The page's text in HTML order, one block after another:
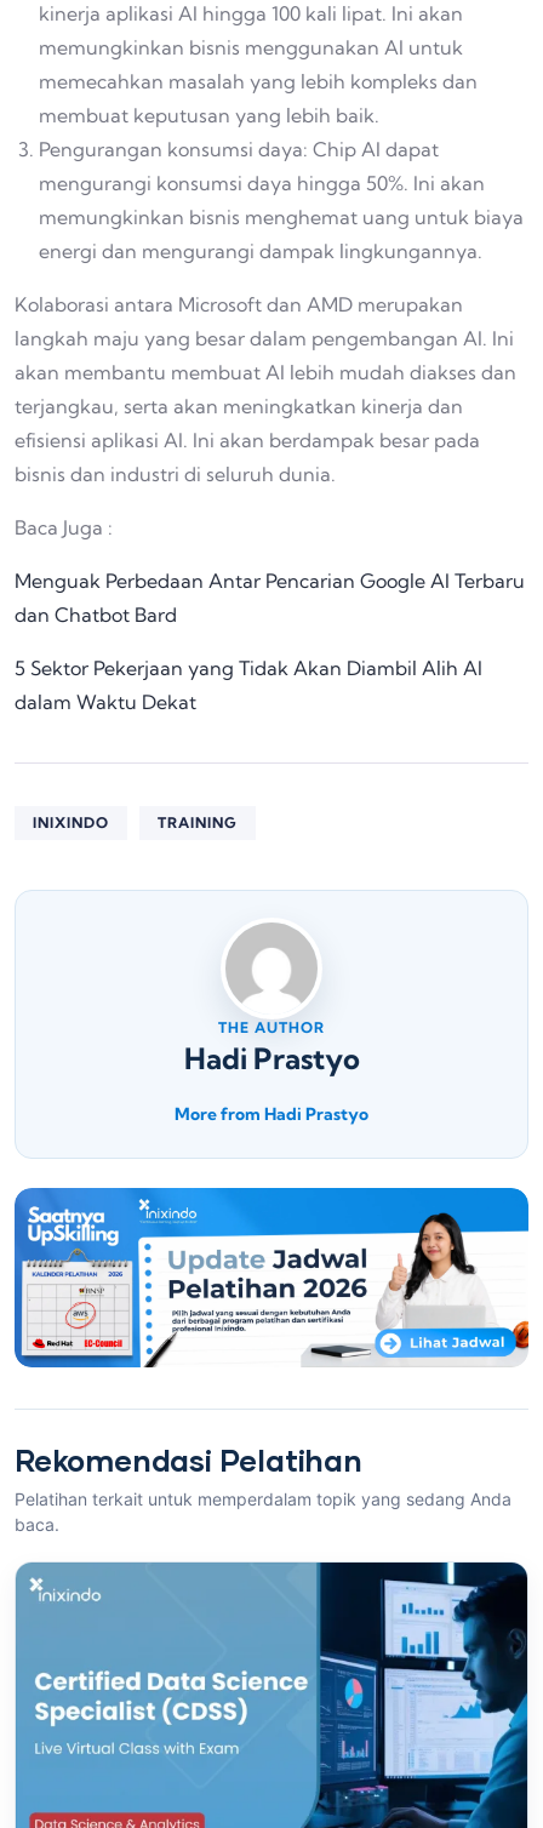
kinerja aplikasi AI hingga 100 kali lipat. Ini akan
memungkinkan bisnis menggunakan AI untuk
memecahkan masalah yang lebih kompleks dan
membuat keputusan yang lebih baik.
Pengurangan konsumsi daya: Chip AI dapat
mengurangi konsumsi daya hingga 50%. Ini akan
memungkinkan bisnis menghemat uang untuk biaya
energi dan mengurangi dampak lingkungannya.
Kolaborasi antara Microsoft dan AMD merupakan
langkah maju yang besar dalam pengembangan AI. Ini
akan membantu membuat AI lebih mudah diakses dan
terjangkau, serta akan meningkatkan kinerja dan
efisiensi aplikasi AI. Ini akan berdampak besar pada
bisnis dan industri di seluruh dunia.
Baca Juga :
Menguak Perbedaan Antar Pencarian Google AI Terbaru
dan Chatbot Bard
5 Sektor Pekerjaan yang Tidak Akan Diambil Alih AI
dalam Waktu Dekat
INIXINDO TRAINING
THE AUTHOR
Hadi Prastyo
More from Hadi Prastyo
Rekomendasi Pelatihan
Pelatihan terkait untuk memperdalam topik yang sedang Anda
baca.